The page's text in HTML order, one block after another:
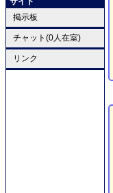
掲示板
チャット(0人在室)
リンク